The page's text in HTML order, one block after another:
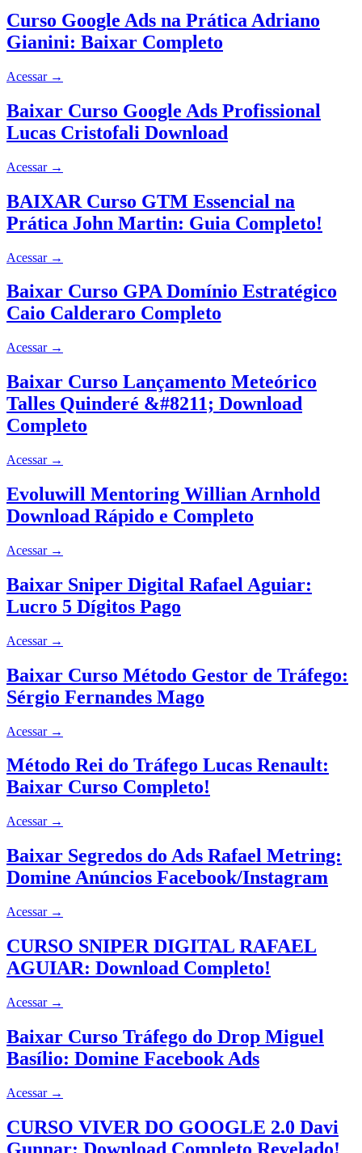
Curso Google Ads na Prática Adriano
Gianini: Baixar Completo
Acessar →
Baixar Curso Google Ads Profissional
Lucas Cristofali Download
Acessar →
BAIXAR Curso GTM Essencial na
Prática John Martin: Guia Completo!
Acessar →
Baixar Curso GPA Domínio Estratégico
Caio Calderaro Completo
Acessar →
Baixar Curso Lançamento Meteórico
Talles Quinderé &#8211; Download
Completo
Acessar →
Evoluwill Mentoring Willian Arnhold
Download Rápido e Completo
Acessar →
Baixar Sniper Digital Rafael Aguiar:
Lucro 5 Dígitos Pago
Acessar →
Baixar Curso Método Gestor de Tráfego:
Sérgio Fernandes Mago
Acessar →
Método Rei do Tráfego Lucas Renault:
Baixar Curso Completo!
Acessar →
Baixar Segredos do Ads Rafael Metring:
Domine Anúncios Facebook/Instagram
Acessar →
CURSO SNIPER DIGITAL RAFAEL
AGUIAR: Download Completo!
Acessar →
Baixar Curso Tráfego do Drop Miguel
Basílio: Domine Facebook Ads
Acessar →
CURSO VIVER DO GOOGLE 2.0 Davi
Gunnar: Download Completo Revelado!